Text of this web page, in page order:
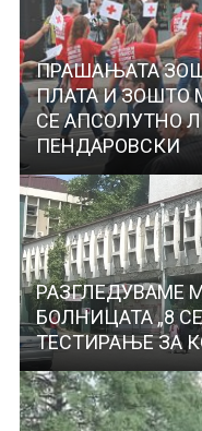
ПРАШАЊАТА
ПЛАТА И ЗОШТО
СЕ АПСОЛУТНО
ПЕНДАРОВСКИ
РАЗГЛЕДУВАМЕ
БОЛНИЦАТА „8
ТЕСТИРАЊЕ ЗА